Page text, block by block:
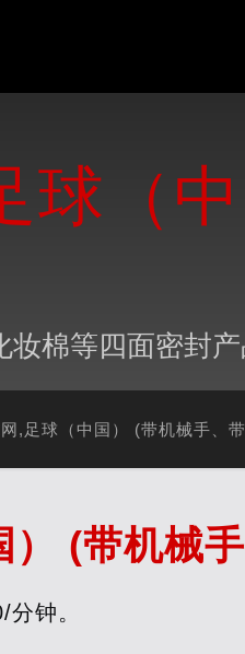
球（
棉等四面密封产
,足球（中国） (带机械手、
(带机械
钟。